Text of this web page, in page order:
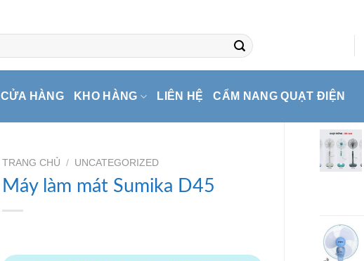
CỬA HÀNG KHO HÀNG LIÊN HỆ CẨM NANG QUẠT ĐIỆN
TRANG CHỦ / UNCATEGORIZED
Máy làm mát Sumika D45